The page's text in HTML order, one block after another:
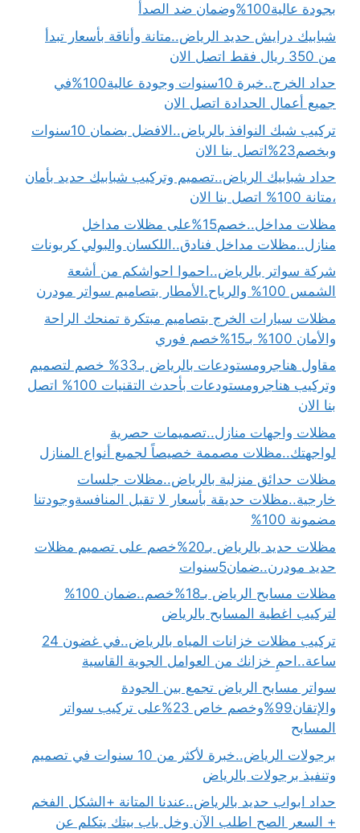
بجودة عالية100%وضمان ضد الصدأ
شبابيك درايش حديد الرياض..متانة وأناقة بأسعار تبدأ
من 350 ريال فقط اتصل الان
حداد الخرج..خبرة 10سنوات وجودة عالية100%في
جميع أعمال الحدادة اتصل الان
تركيب شبك النوافذ بالرياض..الافضل بضمان 10سنوات
وبخصم23%اتصل بنا الان
حداد شبابيك الرياض..تصميم وتركيب شبابيك حديد بأمان
،متانة 100% اتصل بنا الان
مظلات مداخل..خصم15%على مظلات مداخل
منازل..مظلات مداخل فنادق..اللكسان والبولي كربونات
شركة سواتر بالرياض..احموا احواشكم من أشعة
الشمس 100% والرياح.الأمطار بتصاميم سواتر مودرن
مظلات سيارات الخرج بتصاميم مبتكرة تمنحك الراحة
والأمان 100% بـ15%خصم فوري
مقاول هناجرومستودعات بالرياض بـ33% خصم لتصميم
وتركيب هناجرومستودعات بأحدث التقنيات 100% اتصل
بنا الان
مظلات واجهات منازل..تصميمات حصرية
لواجهتك..مظلات مصممة خصيصاً لجميع أنواع المنازل
مظلات حدائق منزلية بالرياض..مظلات جلسات
خارجية..مظلات حديقة بأسعار لا تقبل المنافسةوجودتنا
مضمونة 100%
مظلات حديد بالرياض بـ20%خصم على تصميم مظلات
حديد مودرن..ضمان5سنوات
مظلات مسابح الرياض بـ18%خصم..ضمان 100%
لتركيب اغطية المسابح بالرياض
تركيب مظلات خزانات المياه بالرياض..في غضون 24
ساعة..احمِ خزانك من العوامل الجوية القاسية
سواتر مسابح الرياض تجمع بين الجودة
والإتقان99%وخصم خاص 23%على تركيب سواتر
المسابح
برجولات الرياض..خبرة لأكثر من 10 سنوات في تصميم
وتنفيذ برجولات بالرياض
حداد ابواب حديد بالرياض..عندنا المتانة +الشكل الفخم
+ السعر الصح اطلب الآن وخل باب بيتك يتكلم عن